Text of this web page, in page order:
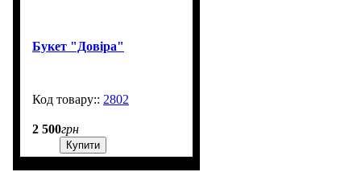
Букет "Довіра"
2802
2 500грн
Купити